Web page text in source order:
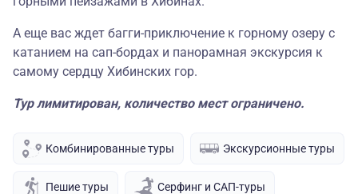
А еще вас ждет багги-приключение к горному озеру с
катанием на сап-бордах и панорамная экскурсия к
самому сердцу Хибинских гор.
Тур лимитирован, количество мест ограничено.
Комбинированные туры Экскурсионные туры
Пешие туры Серфинг и САП-туры